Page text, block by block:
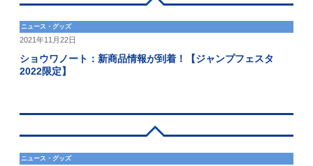
ニュース・グッズ
2021年11月22日
ショウワノート：新商品情報が到着！【ジャンプフェスタ
2022限定】
ニュース・グッズ